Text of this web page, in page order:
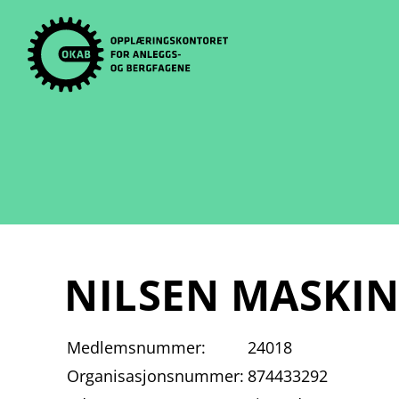
content
NILSEN
Medlemsnummer:
24018
Organisasjonsnummer: 874433292